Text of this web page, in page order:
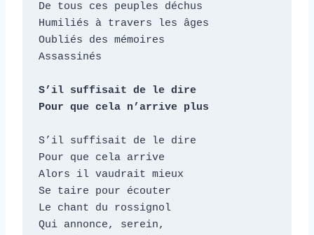
De tous ces peuples déchus
Humiliés à travers les âges
Oubliés des mémoires
Assassinés
S’il suffisait de le dire
Pour que cela n’arrive plus
S’il suffisait de le dire
Pour que cela arrive
Alors il vaudrait mieux
Se taire pour écouter
Le chant du rossignol
Qui annonce, serein,